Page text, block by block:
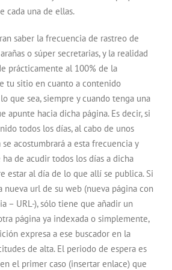
cada una de ellas.
saber la frecuencia de rastreo de
o súper secretarias, y la realidad
prácticamente al 100% de la
tu sitio en cuanto a contenido
que sea, siempre y cuando tenga una
apunte hacia dicha página. Es decir, si
todos los días, al cabo de unos
se acostumbrará a esta frecuencia y
de acudir todos los días a dicha
estar al día de lo que allí se publica. Si
nueva url de su web (nueva página con
– URL-), sólo tiene que añadir un
página ya indexada o simplemente,
expresa a ese buscador en la
de alta. El periodo de espera es
el primer caso (insertar enlace) que